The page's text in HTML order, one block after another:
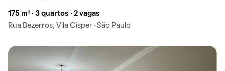
175 m² · 3 quartos · 2 vagas
Rua Bezerros, Vila Cisper · São Paulo